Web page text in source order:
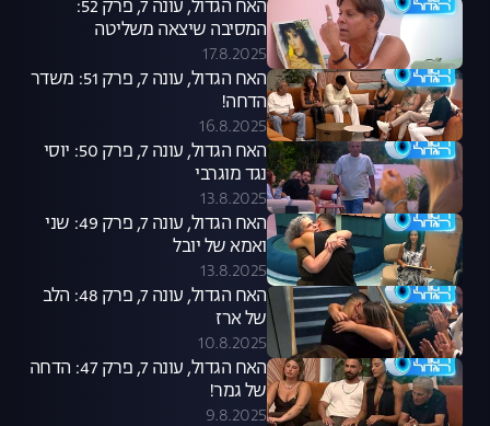
האח הגדול, עונה 7, פרק 52:
המסיבה שיצאה משליטה
17.8.2025
האח הגדול, עונה 7, פרק 51: משדר
הדחה!
16.8.2025
האח הגדול, עונה 7, פרק 50: יוסי
נגד מוגרבי
13.8.2025
האח הגדול, עונה 7, פרק 49: שני
ואמא של יובל
13.8.2025
האח הגדול, עונה 7, פרק 48: הלב
של ארז
10.8.2025
האח הגדול, עונה 7, פרק 47: הדחה
של גמר!
9.8.2025